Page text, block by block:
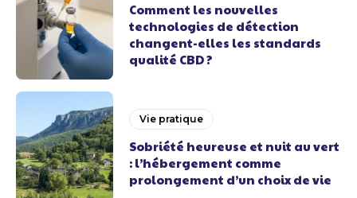
Comment les nouvelles
technologies de détection
changent-elles les standards
qualité CBD ?
Vie pratique
Sobriété heureuse et nuit au vert
: l’hébergement comme
prolongement d’un choix de vie